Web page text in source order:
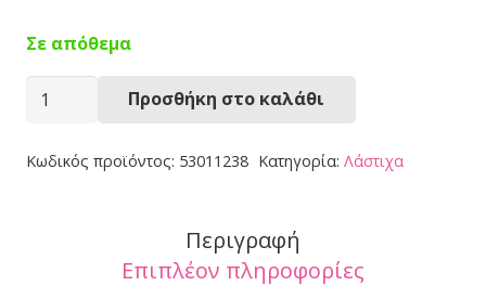
Σε απόθεμα
Λαστιχάκια
53011238
Προσθήκη στο καλάθι
Κωδικός προϊόντος: 53011238 Κατηγορία: Λάστιχα
Περιγραφή
Επιπλέον πληροφορίες